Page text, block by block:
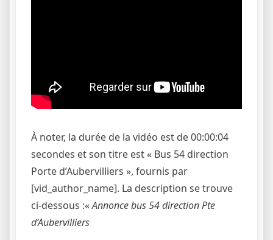
À noter, la durée de la vidéo est de 00:00:04
secondes et son titre est « Bus 54 direction
Porte d’Aubervilliers », fournis par
[vid_author_name]. La description se trouve
ci-dessous :«Annonce bus 54 direction Pte
d’Aubervilliers